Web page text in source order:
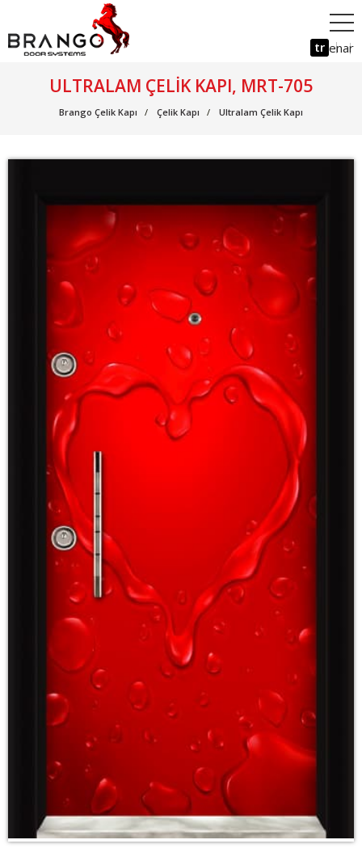
tr enar
ULTRALAM ÇELIK KAPI, MRT-705
Brango Çelik Kapı Çelik Kapı Ultralam Çelik Kapı